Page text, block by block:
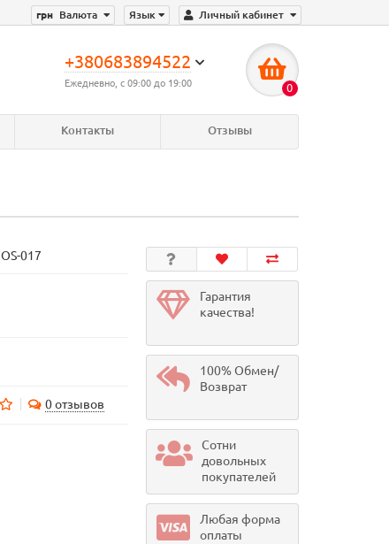
Личный кабинет
Язык
грн Валюта
+380683894522
Ежедневно, с 09:00 до 19:00 0
Контакты Отзывы
OS-017
0 отзывов
Гарантия
качества!
100% Обмен/
Возврат
Сотни
довольных
покупателей
Любая форма
оплаты